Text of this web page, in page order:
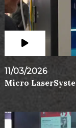
11/03/2026
Micro